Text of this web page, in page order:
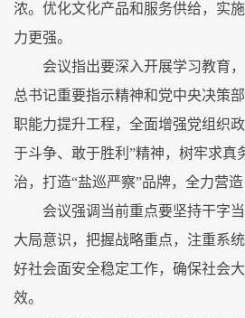
浓。优化文化产品和服务供给，实
力更强。
会议指出要深入开展学习教育
总书记重要指示精神和党中央决策
职能力提升工程，全面增强党组织
于斗争、敢于胜利”精神，树牢求
治，打造“盐巡严察”品牌，全力营造
会议强调当前重点要坚持干字
大局意识，把握战略重点，注重系
好社会面安全稳定工作，确保社会
效。